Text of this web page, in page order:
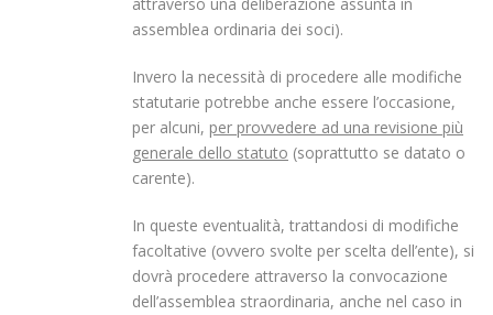
assemblea ordinaria dei soci).
Invero la necessità di procedere alle modifiche
statutarie potrebbe anche essere l’occasione,
per alcuni, per provvedere ad una revisione più
generale dello statuto (soprattutto se datato o
carente).
In queste eventualità, trattandosi di modifiche
facoltative (ovvero svolte per scelta dell’ente), si
dovrà procedere attraverso la convocazione
dell’assemblea straordinaria, anche nel caso in